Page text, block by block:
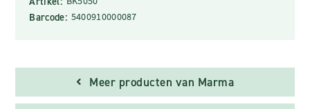
Barcode: 5400910000087
Meer producten van Marma